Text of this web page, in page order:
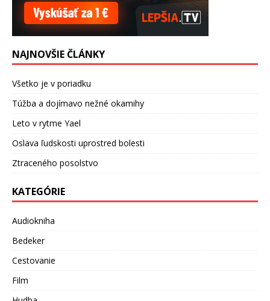
NAJNOVŠIE ČLÁNKY
Všetko je v poriadku
Túžba a dojímavo nežné okamihy
Leto v rytme Yael
Oslava ľudskosti uprostred bolesti
Ztraceného posolstvo
KATEGÓRIE
Audiokniha
Bedeker
Cestovanie
Film